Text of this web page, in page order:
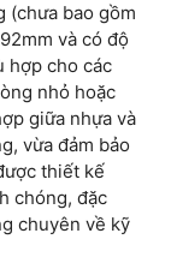
(chưa bao gồm
và có độ
hợp cho các
nhỏ hoặc
giữa nhựa và
vừa đảm bảo
thiết kế
chóng, đặc
chuyên về kỹ